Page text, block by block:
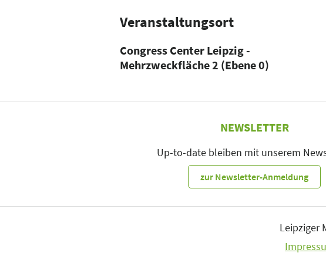
Veranstaltungsort
Congress Center Leipzig -
Mehrzweckfläche 2 (Ebene 0)
NEWSLETTER
Up-to-date bleiben mit unserem
zur Newsletter-Anmeldung
Leipziger